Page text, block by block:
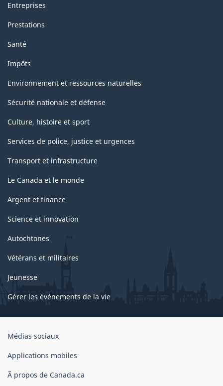
Entreprises
Prestations
Santé
Impôts
Environnement et ressources naturelles
Sécurité nationale et défense
Culture, histoire et sport
Services de police, justice et urgences
Transport et infrastructure
Le Canada et le monde
Argent et finance
Science et innovation
Autochtones
Vétérans et militaires
Jeunesse
Gérer les événements de la vie
Organisation
gouvernement
Canada
Médias sociaux
Applications mobiles
Ã propos de Canada.ca